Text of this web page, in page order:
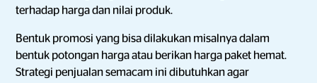
terhadap harga dan nilai produk.
Bentuk promosi yang bisa dilakukan misalnya dalam
bentuk potongan harga atau berikan harga paket hemat.
Strategi penjualan semacam ini dibutuhkan agar